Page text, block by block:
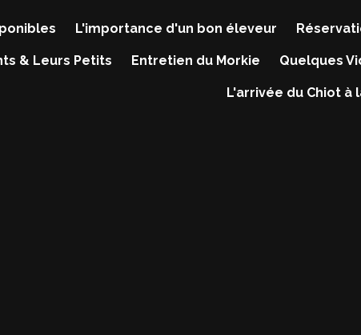
L'importance d'un bon éleveur
& Leurs Petits Entretien du Morkie Quelques
L'arrivée du Chiot à